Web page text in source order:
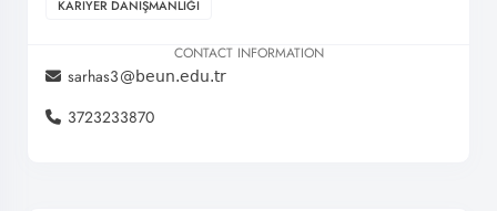
KARIYER DANIŞMANLIĞI
CONTACT INFORMATION
sarhas3
3723233870